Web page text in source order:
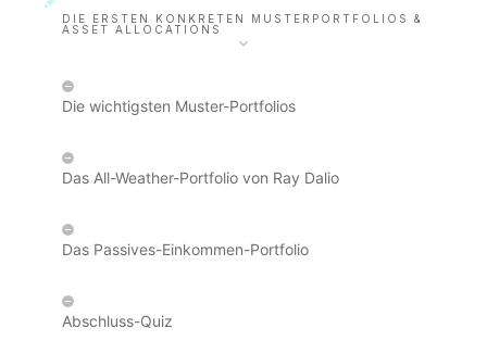
DIE ERSTEN KONKRETEN MUSTERPORTFOLIOS &
ASSET ALLOCATIONS
Die wichtigsten Muster-Portfolios
Das All-Weather-Portfolio von Ray Dalio
Das Passives-Einkommen-Portfolio
Abschluss-Quiz